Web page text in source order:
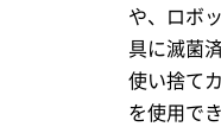
や、ロボ
具に滅菌
使い捨て
を使用で